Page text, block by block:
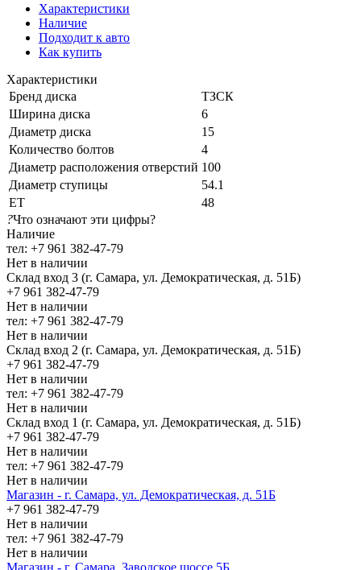
Характеристики
Наличие
Подходит к авто
Как купить
Характеристики
Бренд диска
ТЗСК
Ширина диска
6
Диаметр диска
15
Количество болтов
4
Диаметр расположения отверстий 100
Диаметр ступицы
54.1
ЕТ
48
?Что означают эти цифры?
Наличие
тел: +7 961 382-47-79
Нет в наличии
Склад вход 3 (г. Самара, ул. Демократическая, д. 51Б)
+7 961 382-47-79
Нет в наличии
тел: +7 961 382-47-79
Нет в наличии
Склад вход 2 (г. Самара, ул. Демократическая, д. 51Б)
+7 961 382-47-79
Нет в наличии
тел: +7 961 382-47-79
Нет в наличии
Склад вход 1 (г. Самара, ул. Демократическая, д. 51Б)
+7 961 382-47-79
Нет в наличии
тел: +7 961 382-47-79
Нет в наличии
Магазин - г. Самара, ул. Демократическая, д. 51Б
+7 961 382-47-79
Нет в наличии
тел: +7 961 382-47-79
Нет в наличии
Магазин - г. Самара, Заводское шоссе 5Б